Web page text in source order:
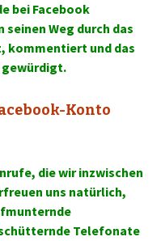
bei Facebook
Weg durch das
kommentiert und das
Konto
die wir inzwischen
uns natürlich,
Telefonate